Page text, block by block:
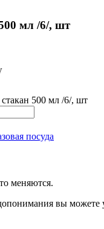
мл /6/, шт
500 мл /6/, шт
посуда
меняются.
вы можете